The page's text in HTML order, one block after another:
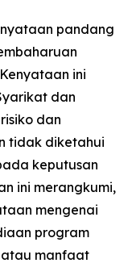
pandang
ini
dan
dan
tidak diketahui
keputusan
ini merangkumi,
mengenai
program
atau manfaat